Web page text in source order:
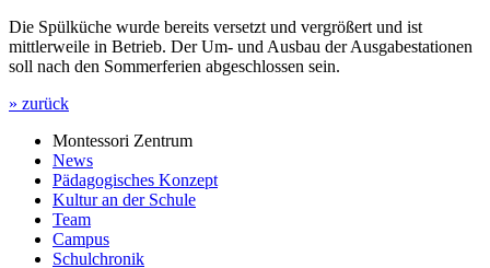
Die Spülküche wurde bereits versetzt und vergrößert und ist
mittlerweile in Betrieb. Der Um- und Ausbau der Ausgabestationen
soll nach den Sommerferien abgeschlossen sein.
» zurück
Montessori Zentrum
News
Pädagogisches Konzept
Kultur an der Schule
Team
Campus
Schulchronik